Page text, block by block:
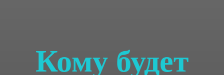
Кому будет